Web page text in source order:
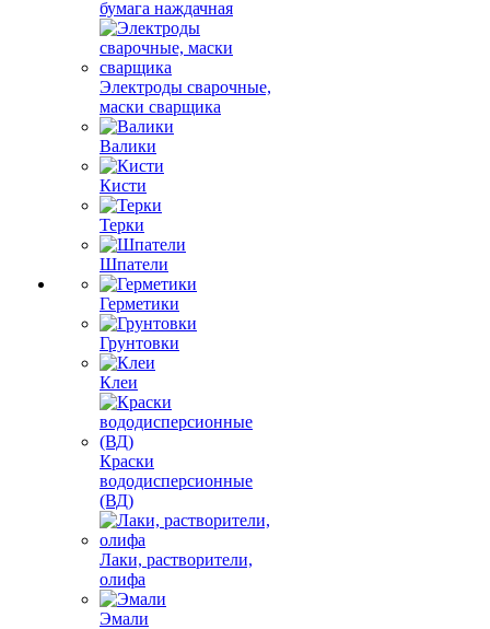
бумага наждачная
Электроды сварочные,
маски сварщика
Валики
Кисти
Терки
Шпатели
Герметики
Грунтовки
Клеи
Краски
вододисперсионные
(ВД)
Лаки, растворители,
олифа
Эмали